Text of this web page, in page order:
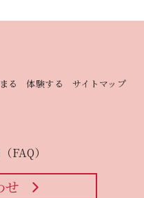
る 体験する サイトマップ
FAQ）
せ